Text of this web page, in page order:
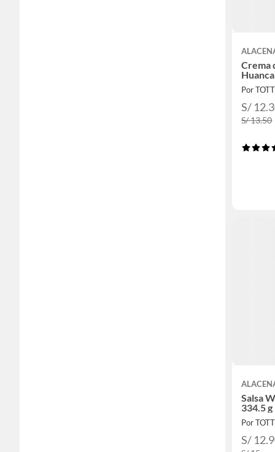
Crema
Por
S/
S/ 13.50
Salsa
334.5 g
Por
S/